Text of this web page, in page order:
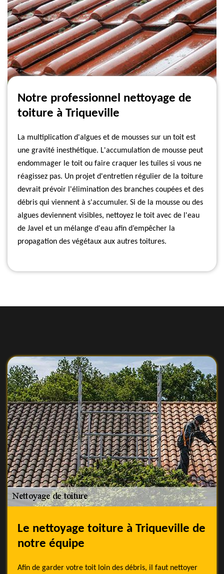
Notre professionnel nettoyage de
toiture à Triqueville
La multiplication d'algues et de mousses sur un toit est
une gravité inesthétique. L'accumulation de mousse peut
endommager le toit ou faire craquer les tuiles si vous ne
réagissez pas. Un projet d'entretien régulier de la toiture
devrait prévoir l'élimination des branches coupées et des
débris qui viennent à s'accumuler. Si de la mousse ou des
algues deviennent visibles, nettoyez le toit avec de l'eau
de Javel et un mélange d'eau afin d’empêcher la
propagation des végétaux aux autres toitures.
Le nettoyage toiture à Triqueville de
notre équipe
Afin de garder votre toit loin des débris, il faut nettoyer